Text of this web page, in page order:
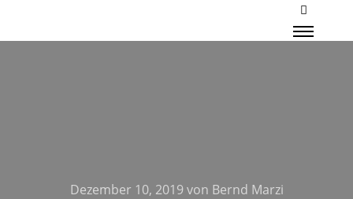
Mehr
Dezember 10, 2019von Bernd Marzi